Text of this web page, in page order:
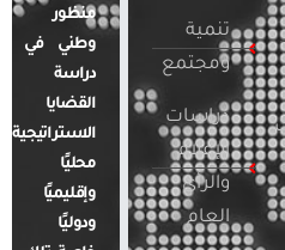
تنمية
ومجتمع
دراسات
الإعلام
والرأي
العام
منظور
وطني في
دراسة
القضايا
الاستراتيجية
محليًا
وإقليميًا
ودوليًا